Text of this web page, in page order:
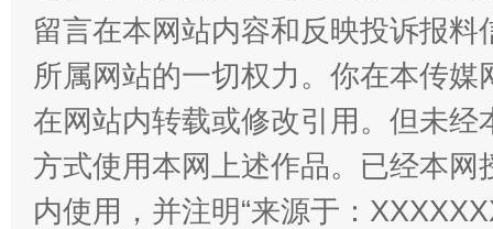
站台名比不上好声名
留言在本网站内容和反映投诉报
所属网站的一切权力。你在本传
在网站内转载或修改引用。但未
方式使用本网上述作品。已经本
内使用，并注明“来源于：